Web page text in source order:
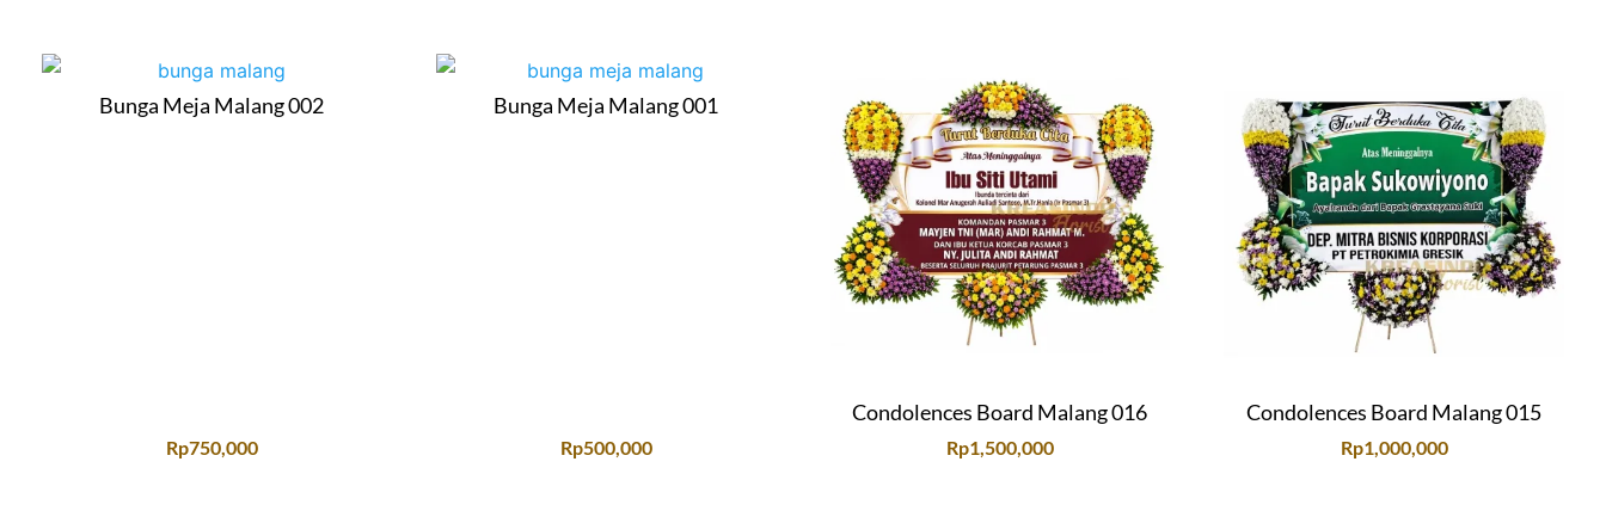
Bunga Meja Malang 002
Rp750,000
Bunga Meja Malang 001
Rp500,000
Condolences Board Malang 016
Rp1,500,000
Condolences Board Malang 015
Rp1,000,000